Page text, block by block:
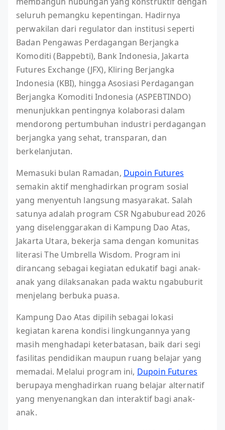
seluruh pemangku kepentingan. Hadirnya
perwakilan dari regulator dan institusi seperti
Badan Pengawas Perdagangan Berjangka
Komoditi (Bappebti), Bank Indonesia, Jakarta
Futures Exchange (JFX), Kliring Berjangka
Indonesia (KBI), hingga Asosiasi Perdagangan
Berjangka Komoditi Indonesia (ASPEBTINDO)
menunjukkan pentingnya kolaborasi dalam
mendorong pertumbuhan industri perdagangan
berjangka yang sehat, transparan, dan
berkelanjutan.
Memasuki bulan Ramadan, Dupoin Futures
semakin aktif menghadirkan program sosial
yang menyentuh langsung masyarakat. Salah
satunya adalah program CSR Ngabuburead 2026
yang diselenggarakan di Kampung Dao Atas,
Jakarta Utara, bekerja sama dengan komunitas
literasi The Umbrella Wisdom. Program ini
dirancang sebagai kegiatan edukatif bagi anak-
anak yang dilaksanakan pada waktu ngabuburit
menjelang berbuka puasa.
Kampung Dao Atas dipilih sebagai lokasi
kegiatan karena kondisi lingkungannya yang
masih menghadapi keterbatasan, baik dari segi
fasilitas pendidikan maupun ruang belajar yang
memadai. Melalui program ini, Dupoin Futures
berupaya menghadirkan ruang belajar alternatif
yang menyenangkan dan interaktif bagi anak-
anak.